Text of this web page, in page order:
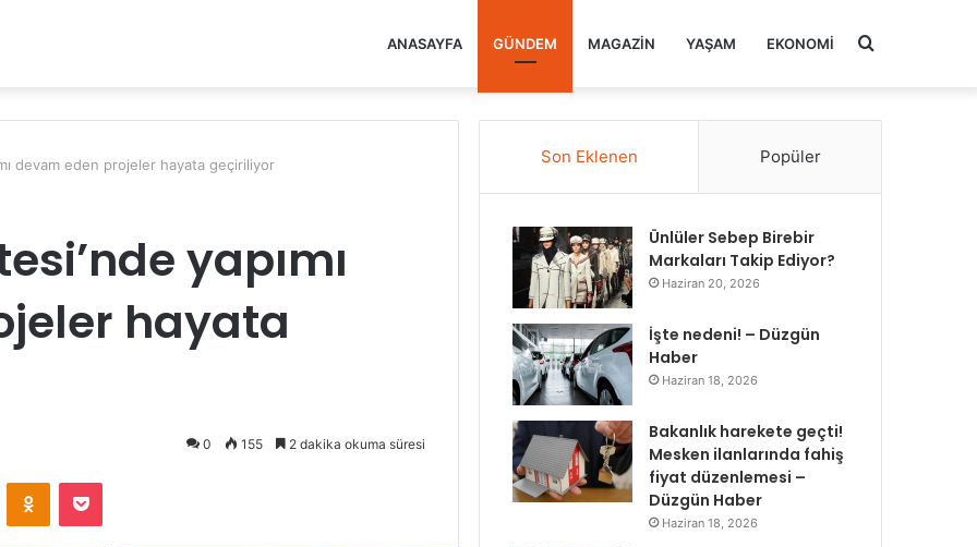
ANASAYFA GÜNDEM MAGAZIN YAŞAM EKONOMI Arama
devam eden projeler hayata geçiriliyor
yapımı
hayata
0 155 2 dakika okuma süresi
Odnoklassniki
Pocket
Son Eklenen Popüler
Ünlüler Sebep Birebir
Markaları Takip Ediyor?
Haziran 20, 2026
İşte nedeni! – Düzgün
Haber
Haziran 18, 2026
Bakanlık harekete geçti!
Mesken ilanlarında fahiş
fiyat düzenlemesi –
Düzgün Haber
Haziran 18, 2026